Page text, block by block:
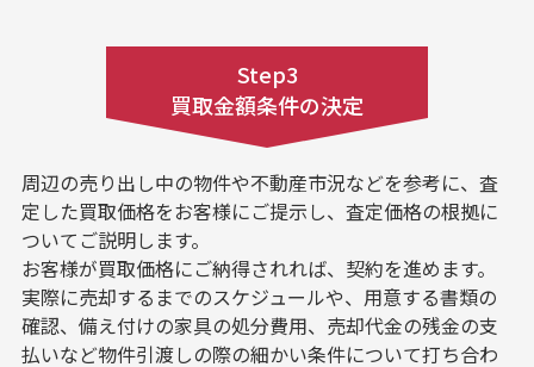
Step3
買取金額条件の決定
周辺の売り出し中の物件や不動産市況などを参考に、査
定した買取価格をお客様にご提示し、査定価格の根拠に
ついてご説明します。
お客様が買取価格にご納得されれば、契約を進めます。
実際に売却するまでのスケジュールや、用意する書類の
確認、備え付けの家具の処分費用、売却代金の残金の支
払いなど物件引渡しの際の細かい条件について打ち合わ